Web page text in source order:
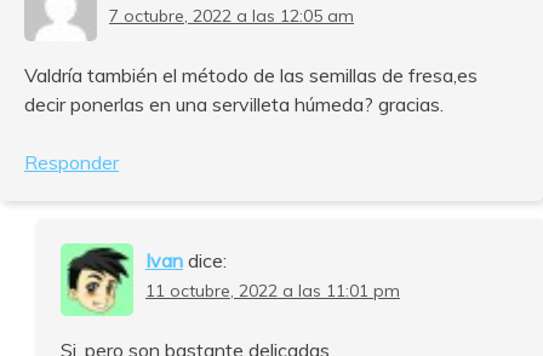
7 octubre, 2022 a las 12:05 am
Valdría también el método de las semillas de fresa,es
decir ponerlas en una servilleta húmeda? gracias.
Responder
Ivan dice:
11 octubre, 2022 a las 11:01 pm
Si, pero son bastante delicadas.